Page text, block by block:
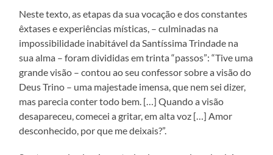
Neste texto, as etapas da sua vocação e dos constantes
êxtases e experiências místicas, – culminadas na
impossibilidade inabitável da Santíssima Trindade na
sua alma – foram divididas em trinta “passos”: “Tive uma
grande visão – contou ao seu confessor sobre a visão do
Deus Trino – uma majestade imensa, que nem sei dizer,
mas parecia conter todo bem. […] Quando a visão
desapareceu, comecei a gritar, em alta voz […] Amor
desconhecido, por que me deixais?”.